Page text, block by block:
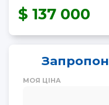
137 000
МОЯ ЦІНА